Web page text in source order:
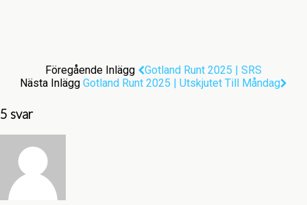
Föregående Inlägg
Gotland Runt 2025 | SRS
Nästa Inlägg Gotland Runt 2025 | Utskjutet Till Måndag
5 svar